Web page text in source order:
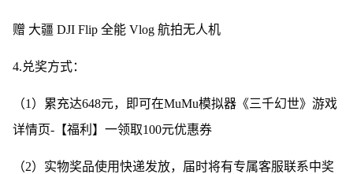
赠 大疆 DJI Flip 全能 Vlog 航拍无人机
4.兑奖方式：
（1）累充达648元，即可在MuMu模拟器《三千幻世》游戏
详情页-【福利】一领取100元优惠券
（2）实物奖品使用快递发放，届时将有专属客服联系中奖